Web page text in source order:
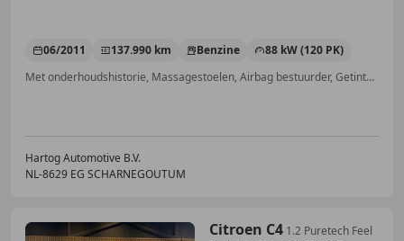
06/2011 137.990 km Benzine
88 kW (120 PK)
Met onderhoudshistorie, Massagestoelen, Airbag bestuurder, Getinte ramen, CD, Lichtmetalen velgen, Radio, Cruise control
Hartog Automotive B.V.
NL-8629 EG SCHARNEGOUTUM
Citroen C4 1.2 Puretech Feel